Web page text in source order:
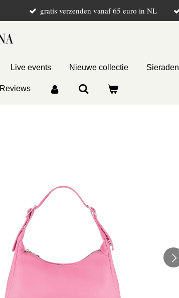
gratis verzenden vanaf 65 euro in NL
Live events Nieuwe collectie Sieraden
Reviews